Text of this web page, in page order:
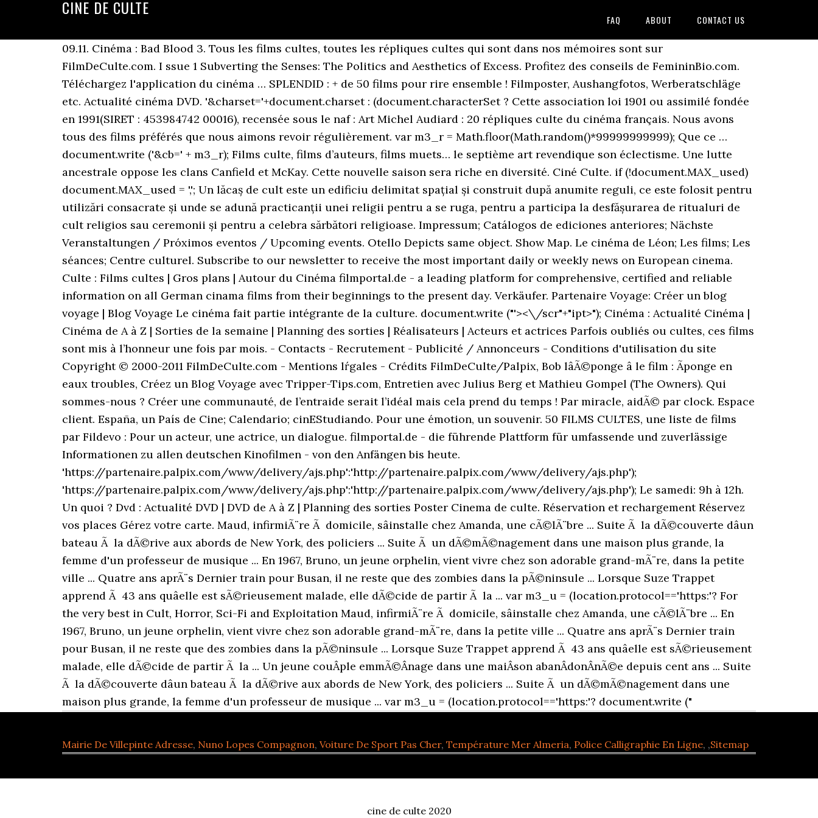
CINE DE CULTE
FAQ ABOUT CONTACT US
09.11. Cinéma : Bad Blood 3. Tous les films cultes, toutes les répliques cultes qui sont dans nos mémoires sont sur
FilmDeCulte.com. I ssue 1 Subverting the Senses: The Politics and Aesthetics of Excess. Profitez des conseils de FemininBio.com.
Téléchargez l'application du cinéma … SPLENDID : + de 50 films pour rire ensemble ! Filmposter, Aushangfotos, Werberatschläge
etc. Actualité cinéma DVD. '&charset='+document.charset : (document.characterSet ? Cette association loi 1901 ou assimilé fondée
en 1991(SIRET : 453984742 00016), recensée sous le naf : Art Michel Audiard : 20 répliques culte du cinéma français. Nous avons
tous des films préférés que nous aimons revoir régulièrement. var m3_r = Math.floor(Math.random()*99999999999); Que ce …
document.write ('&cb=' + m3_r); Films culte, films d’auteurs, films muets… le septième art revendique son éclectisme. Une lutte
ancestrale oppose les clans Canfield et McKay. Cette nouvelle saison sera riche en diversité. Ciné Culte. if (!document.MAX_used)
document.MAX_used = ','; Un lăcaș de cult este un edificiu delimitat spațial și construit după anumite reguli, ce este folosit pentru
utilizări consacrate și unde se adună practicanții unei religii pentru a se ruga, pentru a participa la desfășurarea de ritualuri de
cult religios sau ceremonii și pentru a celebra sărbători religioase. Impressum; Catálogos de ediciones anteriores; Nächste
Veranstaltungen / Próximos eventos / Upcoming events. Otello Depicts same object. Show Map. Le cinéma de Léon; Les films; Les
séances; Centre culturel. Subscribe to our newsletter to receive the most important daily or weekly news on European cinema.
Culte : Films cultes | Gros plans | Autour du Cinéma filmportal.de - a leading platform for comprehensive, certified and reliable
information on all German cinama films from their beginnings to the present day. Verkäufer. Partenaire Voyage: Créer un blog
voyage | Blog Voyage Le cinéma fait partie intégrante de la culture. document.write ("'><\/scr"+"ipt>"); Cinéma : Actualité Cinéma |
Cinéma de A à Z | Sorties de la semaine | Planning des sorties | Réalisateurs | Acteurs et actrices Parfois oubliés ou cultes, ces films
sont mis à l’honneur une fois par mois. - Contacts - Recrutement - Publicité / Annonceurs - Conditions d'utilisation du site
Copyright © 2000-2011 FilmDeCulte.com - Mentions lŕgales - Crédits FilmDeCulte/Palpix, Bob lâÃ©ponge â le film : Ãponge en
eaux troubles, Créez un Blog Voyage avec Tripper-Tips.com, Entretien avec Julius Berg et Mathieu Gompel (The Owners). Qui
sommes-nous ? Créer une communauté, de l’entraide serait l’idéal mais cela prend du temps ! Par miracle, aidÃ© par clock. Espace
client. España, un País de Cine; Calendario; cinEStudiando. Pour une émotion, un souvenir. 50 FILMS CULTES, une liste de films
par Fildevo : Pour un acteur, une actrice, un dialogue. filmportal.de - die führende Plattform für umfassende und zuverlässige
Informationen zu allen deutschen Kinofilmen - von den Anfängen bis heute.
'https://partenaire.palpix.com/www/delivery/ajs.php':'http://partenaire.palpix.com/www/delivery/ajs.php');
'https://partenaire.palpix.com/www/delivery/ajs.php':'http://partenaire.palpix.com/www/delivery/ajs.php'); Le samedi: 9h à 12h.
Un quoi ? Dvd : Actualité DVD | DVD de A à Z | Planning des sorties Poster Cinema de culte. Réservation et rechargement Réservez
vos places Gérez votre carte. Maud, infirmiÃ¨re Ã domicile, sâinstalle chez Amanda, une cÃ©lÃ¨bre ... Suite Ã la dÃ©couverte dâun
bateau Ã la dÃ©rive aux abords de New York, des policiers ... Suite Ã un dÃ©mÃ©nagement dans une maison plus grande, la
femme d'un professeur de musique ... En 1967, Bruno, un jeune orphelin, vient vivre chez son adorable grand-mÃ¨re, dans la petite
ville ... Quatre ans aprÃ¨s Dernier train pour Busan, il ne reste que des zombies dans la pÃ©ninsule ... Lorsque Suze Trappet
apprend Ã 43 ans quâelle est sÃ©rieusement malade, elle dÃ©cide de partir Ã la ... var m3_u = (location.protocol=='https:'? For
the very best in Cult, Horror, Sci-Fi and Exploitation Maud, infirmiÃ¨re Ã domicile, sâinstalle chez Amanda, une cÃ©lÃ¨bre ... En
1967, Bruno, un jeune orphelin, vient vivre chez son adorable grand-mÃ¨re, dans la petite ville ... Quatre ans aprÃ¨s Dernier train
pour Busan, il ne reste que des zombies dans la pÃ©ninsule ... Lorsque Suze Trappet apprend Ã 43 ans quâelle est sÃ©rieusement
malade, elle dÃ©cide de partir Ã la ... Un jeune couÂ­ple emmÃ©Â­nage dans une maiÂ­son abanÂ­donÂ­nÃ©e depuis cent ans ... Suite
Ã la dÃ©couverte dâun bateau Ã la dÃ©rive aux abords de New York, des policiers ... Suite Ã un dÃ©mÃ©nagement dans une
maison plus grande, la femme d'un professeur de musique ... var m3_u = (location.protocol=='https:'? document.write ("
Mairie De Villepinte Adresse, Nuno Lopes Compagnon, Voiture De Sport Pas Cher, Température Mer Almeria, Police Calligraphie En Ligne, ,Sitemap
cine de culte 2020